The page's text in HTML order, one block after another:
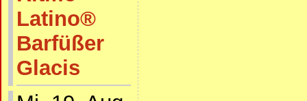
Latino®
Barfüßer
Glacis